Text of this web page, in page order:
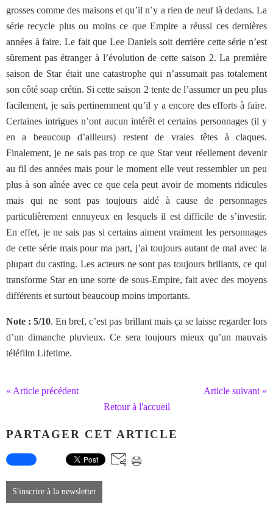
grosses comme des maisons et qu’il n’y a rien de neuf là dedans. La
série recycle plus ou moins ce que Empire a réussi ces dernières
années à faire. Le fait que Lee Daniels soit derrière cette série n’est
sûrement pas étranger à l’évolution de cette saison 2. La première
saison de Star était une catastrophe qui n’assumait pas totalement
son côté soap crétin. Si cette saison 2 tente de l’assumer un peu plus
facilement, je sais pertinemment qu’il y a encore des efforts à faire.
Certaines intrigues n’ont aucun intérêt et certains personnages (il y
en a beaucoup d’ailleurs) restent de vraies têtes à claques.
Finalement, je ne sais pas trop ce que Star veut réellement devenir
au fil des années mais pour le moment elle veut ressembler un peu
plus à son aînée avec ce que cela peut avoir de moments ridicules
mais qui ne sont pas toujours aidé à cause de personnages
particulièrement ennuyeux en lesquels il est difficile de s’investir.
En effet, je ne sais pas si certains aiment vraiment les personnages
de cette série mais pour ma part, j’ai toujours autant de mal avec la
plupart du casting. Les acteurs ne sont pas toujours brillants, ce qui
transforme Star en une sorte de sous-Empire, fait avec des moyens
différents et surtout beaucoup moins importants.
Note : 5/10. En bref, c’est pas brillant mais ça se laisse regarder lors
d’un dimanche pluvieux. Ce sera toujours mieux qu’un mauvais
téléfilm Lifetime.
« Article précédent
Article suivant »
Retour à l'accueil
PARTAGER CET ARTICLE
S'inscrire à la newsletter